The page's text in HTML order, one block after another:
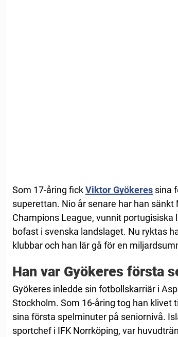
Som 17-åring fickViktor Gyökeres sina
superettan. Nio år senare har han
Champions League, vunnit
bofast i svenska landslaget. Nu ryktas
klubbar och han lär gå för en
Han var Gyökeres första
Gyökeres inledde sin fotbollskarriär i
Stockholm. Som 16-åring tog han klivet
sina första spelminuter på seniornivå.
sportchef i IFK Norrköping, var